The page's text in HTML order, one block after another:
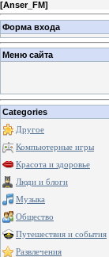
[Anser_FM]
Форма входа
Меню сайта
Categories
Другое
Компьютерные игры
Красота и здоровье
Люди и блоги
Музыка
Общество
Путешествия и события
Развлечения